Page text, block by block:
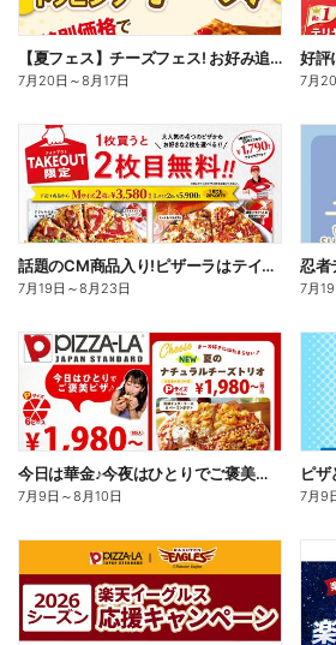
【夏フェス】チーズフェス! お好み追加トッピング「チーズ」が半額以下で注文できる!
7月20日 ～8月17日 7月
話題のCM商品入り!ピザーラはテイクアウトがお得!2枚目無料
7月19日 ～8月23日 7月19
今日は華金♪今夜はひとりでご褒美ピザ!ピザーラトリオ
7月9日 ～8月10日 7月9